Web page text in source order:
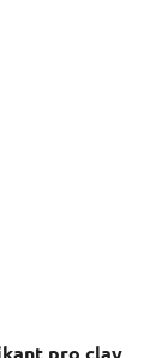
pro clay